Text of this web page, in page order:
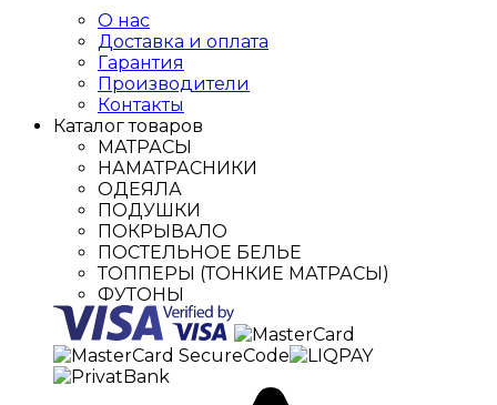
О нас
Доставка и оплата
Гарантия
Производители
Контакты
Каталог товаров
МАТРАСЫ
НАМАТРАСНИКИ
ОДЕЯЛА
ПОДУШКИ
ПОКРЫВАЛО
ПОСТЕЛЬНОЕ БЕЛЬЕ
ТОППЕРЫ (ТОНКИЕ МАТРАСЫ)
ФУТОНЫ